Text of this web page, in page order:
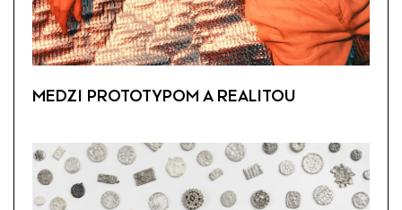
MEDZI PROTOTYPOM A REALITOU